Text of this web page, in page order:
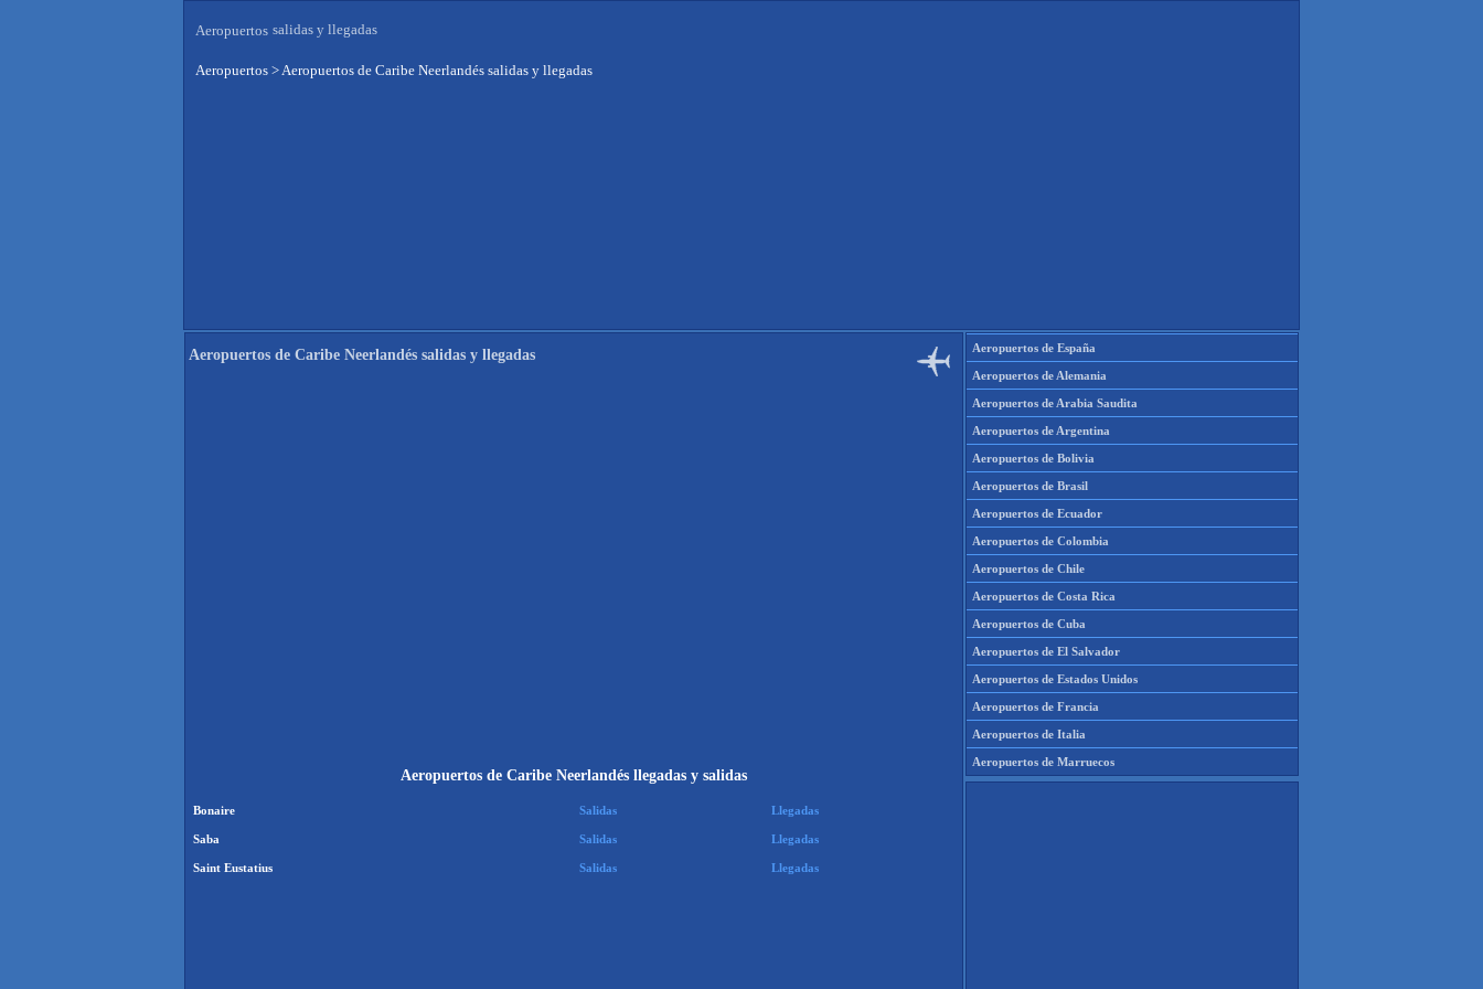
Aeropuertos salidas y llegadas
Aeropuertos >Aeropuertos de Caribe Neerlandés salidas y llegadas
Aeropuertos de Caribe Neerlandés salidas y llegadas
Aeropuertos de Caribe Neerlandés llegadas y salidas
Bonaire Salidas Llegadas
Saba Salidas Llegadas
Saint Eustatius Salidas Llegadas
Aeropuertos de España
Aeropuertos de Alemania
Aeropuertos de Arabia Saudita
Aeropuertos de Argentina
Aeropuertos de Bolivia
Aeropuertos de Brasil
Aeropuertos de Ecuador
Aeropuertos de Colombia
Aeropuertos de Chile
Aeropuertos de Costa Rica
Aeropuertos de Cuba
Aeropuertos de El Salvador
Aeropuertos de Estados Unidos
Aeropuertos de Francia
Aeropuertos de Italia
Aeropuertos de Marruecos